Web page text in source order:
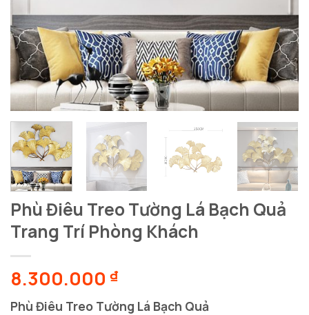
Phù Điêu Treo Tường Lá Bạch Quả
Trang Trí Phòng Khách
8.300.000 ₫
Phù Điêu Treo Tường Lá Bạch Quả